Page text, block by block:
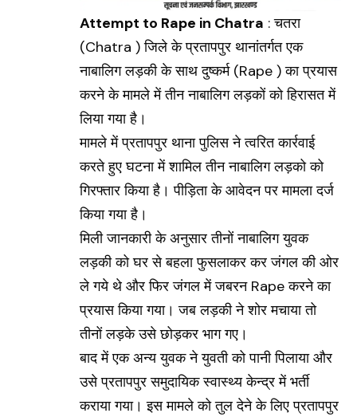
Attempt to Rape in Chatra : चतरा
(Chatra ) जिले के प्रतापपुर थानांतर्गत एक
नाबालिग लड़की के साथ दुष्कर्म (Rape ) का प्रयास
करने के मामले में तीन नाबालिग लड़कों को हिरासत में
लिया गया है।
मामले में प्रतापपुर थाना पुलिस ने त्वरित कार्रवाई
करते हुए घटना में शामिल तीन नाबालिग लड़को को
गिरफ्तार किया है। पीड़िता के आवेदन पर मामला दर्ज
किया गया है।
मिली जानकारी के अनुसार तीनों नाबालिग युवक
लड़की को घर से बहला फुसलाकर कर जंगल की ओर
ले गये थे और फिर जंगल में जबरन Rape करने का
प्रयास किया गया। जब लड़की ने शोर मचाया तो
तीनों लड़के उसे छोड़कर भाग गए।
बाद में एक अन्य युवक ने युवती को पानी पिलाया और
उसे प्रतापपुर समुदायिक स्वास्थ्य केन्द्र में भर्ती
कराया गया। इस मामले को तुल देने के लिए प्रतापपुर